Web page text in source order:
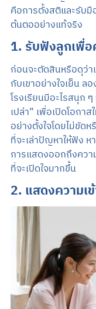
คือการตั้งสติและรับมื
ต้นตออย่างแท้จริง
1. รับฟังลูกเพื่
ก่อนจะตัดสินหรือดุว่า
กับเขาอย่างใจเย็น ล
โรงเรียนมีอะไรสนุก
เปล่า” เพื่อเปิดโอกา
อย่างตั้งใจโดยไม่ขัด
ที่จะเล่าปัญหาให้ฟัง ห
การแสดงออกถึงควา
ที่จะเปิดใจมากขึ้น
2. แสดงความเ